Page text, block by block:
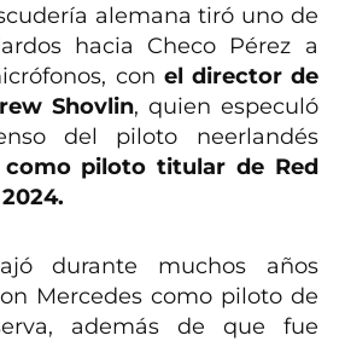
alemana tiró uno de
hacia Checo Pérez a
con el director de
Shovlin, quien especuló
del piloto neerlandés
piloto titular de Red
durante muchos años
Mercedes como piloto de
además de que fue